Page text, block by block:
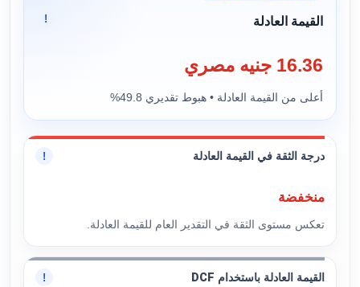
القيمة العادلة !
16.36 جنيه مصري
أعلى من القيمة العادلة • هبوط تقديري 49.8%
درجة الثقة في القيمة العادلة !
منخفضة
تعكس مستوى الثقة في التقدير العام للقيمة العادلة.
القيمة العادلة باستخدام DCF !